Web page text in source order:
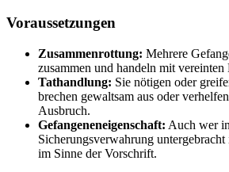
Voraussetzungen
Zusammenrottung: Mehrere
zusammen und handeln mit vereinten
Tathandlung: Sie nötigen oder
brechen gewaltsam aus oder
Ausbruch.
Gefangeneneigenschaft: Auch wer
Sicherungsverwahrung
im Sinne der Vorschrift.